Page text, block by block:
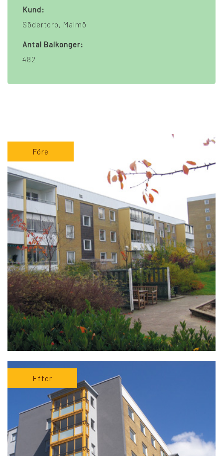
Kund:
Södertorp, Malmö
Antal Balkonger:
482
Före
Efter